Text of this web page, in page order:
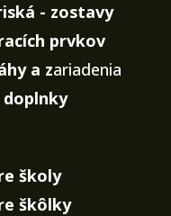
- zostavy
prvkov
a zariadenia
školy
škôlky